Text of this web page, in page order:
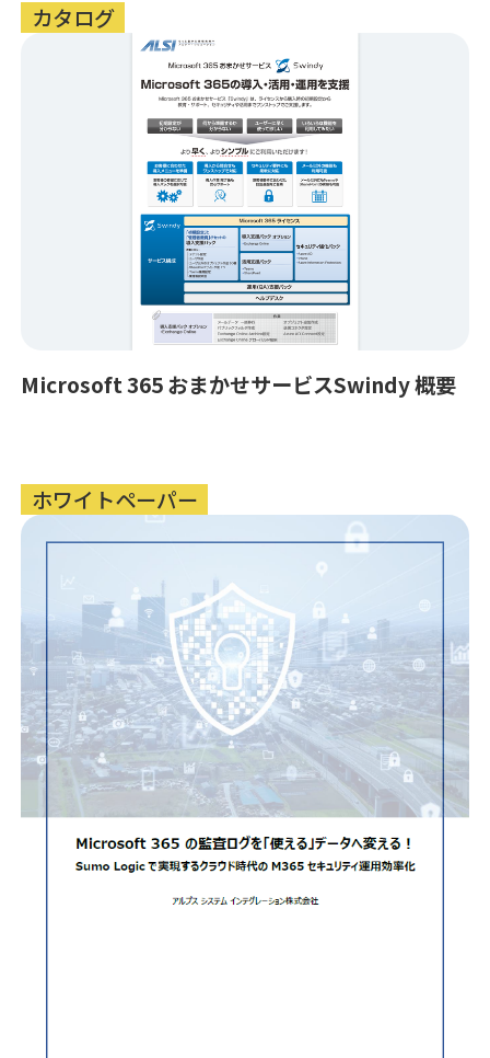
カタログ
Microsoft 365 おまかせサービスSwindy 概要
ホワイトペーパー